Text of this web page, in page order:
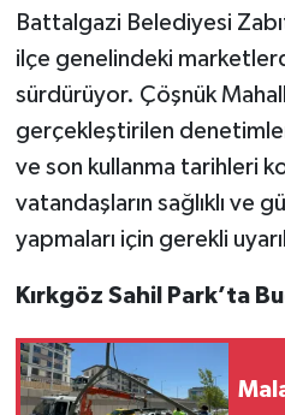
Battalgazi Belediyesi
ilçe genelindeki
sürdürüyor. Çöşnük
gerçekleştirilen
ve son kullanma tarihleri
vatandaşların sağlıklı ve
yapmaları için gerekli
Kırkgöz Sahil Park’ta